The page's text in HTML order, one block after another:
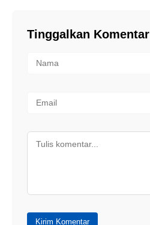
Tinggalkan Komentar
Kirim Komentar